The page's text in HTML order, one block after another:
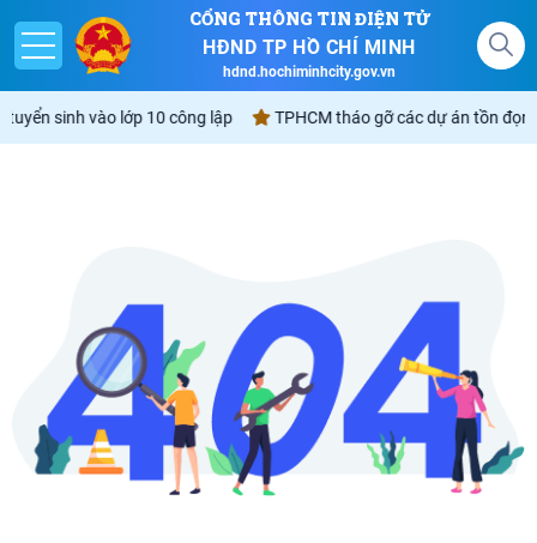
Góp ý - Phản ánh
Không gian văn hóa Hồ Chí Minh
CỔNG THÔNG TIN ĐIỆN TỬ
HĐND TP HỒ CHÍ MINH
hdnd.hochiminhcity.gov.vn
sinh vào lớp 10 công lập TPHCM tháo gỡ các dự án tồn